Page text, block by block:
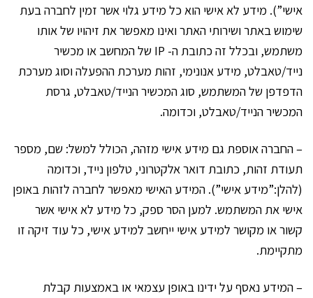
אישי”). מידע לא אישי הוא כל מידע גלוי אשר זמין לחברה בעת
שימוש באתר ושירותי האתר ואינו מאפשר את זיהויו של אותו
משתמש, ובכלל זה כתובת ה- IP של המחשב או מכשיר
נייד/טאבלט, מידע אנונימי, זהות מערכת ההפעלה וסוג מערכת
הדפדפן של המשתמש, סוג המכשיר הנייד/טאבלט, גרסת
המכשיר הנייד/טאבלט, וכדומה.
– החברה אוספת גם מידע אישי מזהה, הכולל למשל: שם, מספר
תעודת זהות, כתובת דואר אלקטרוני, טלפון נייד, וכדומה
(להלן:”מידע אישי”). המידע האישי מאפשר לחברה לזהות באופן
אישי את המשתמש. למען הסר ספק, כל מידע לא אישי אשר
קשור או מקושר למידע אישי ייחשב למידע אישי, כל עוד זיקה זו
מתקיימת.
– המידע נאסף על ידינו באופן עצמאי או באמצעות קבלת